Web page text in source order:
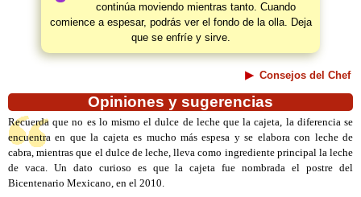
continúa moviendo mientras tanto. Cuando
comience a espesar, podrás ver el fondo de la olla. Deja
que se enfríe y sirve.
Consejos del Chef
Opiniones y sugerencias
Recuerda que no es lo mismo el dulce de leche que la cajeta, la diferencia se
encuentra en que la cajeta es mucho más espesa y se elabora con leche de
cabra, mientras que el dulce de leche, lleva como ingrediente principal la leche
de vaca. Un dato curioso es que la cajeta fue nombrada el postre del
Bicentenario Mexicano, en el 2010.